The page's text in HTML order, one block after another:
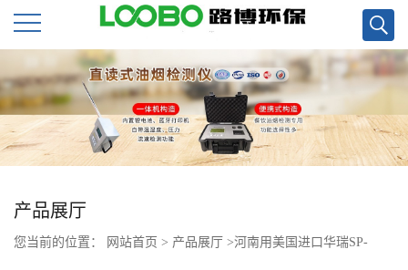
公
司
首
页
公
产品展厅
您当前的位置： 网站首页 > 产品展厅 >河南用美国进口华瑞SP-